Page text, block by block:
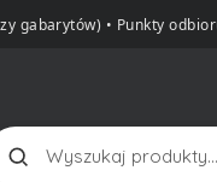
gabarytów) • Punkty